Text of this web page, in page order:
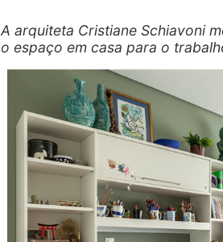
A arquiteta Cristiane Schiavoni
o espaço em casa para o